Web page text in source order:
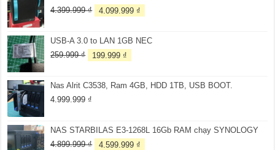
4.399.999₫
Giá
4.399.999 ₫.
4.099.999 ₫
là:
USB-A 3.0 to LAN 1GB NEC
259.999₫
Giá
259.999 ₫.
199.999 ₫
là:
Nas Alrit C3538, Ram 4GB, HDD 1TB, USB BOOT.
4.999.999 ₫
NAS STARBILAS E3-1268L 16Gb RAM chạy SYNOLOGY
4.899.999₫
Giá
4.599.999 ₫